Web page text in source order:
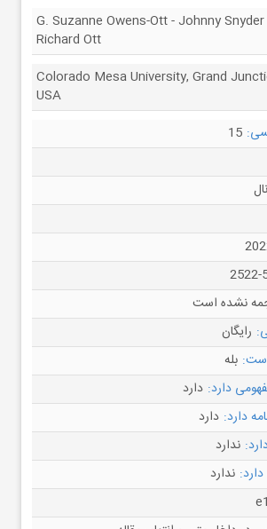
G. Suzanne Owens-Ott - Johnny Snyder
Richard Ott
Colorado Mesa University, Grand
USA
15
2522-
نشده است
رایگان
بله
دارد: دارد
دارد: دارد
ندارد
ندارد